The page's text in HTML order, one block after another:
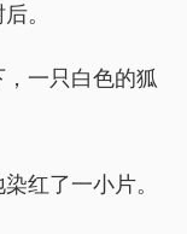
。
一只白色的狐
红了一小片。